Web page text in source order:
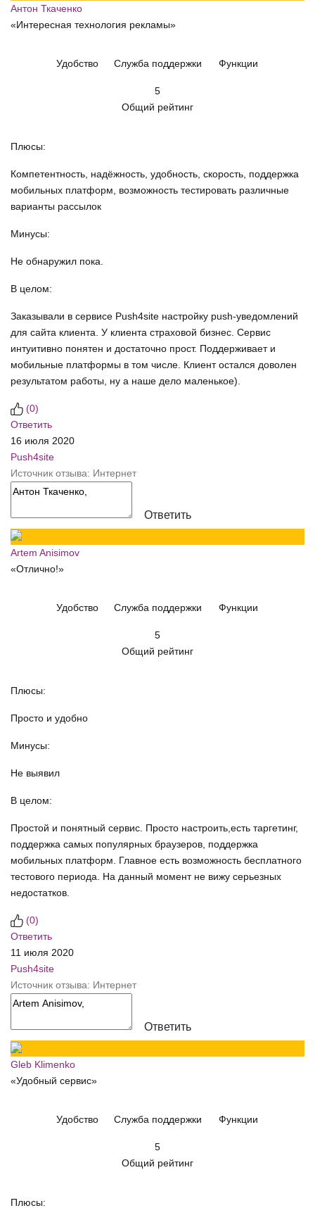
Антон Ткаченко
«Интересная технология рекламы»
Удобство Служба поддержки Функции
5
Общий рейтинг
Плюсы:
Компетентность, надёжность, удобность, скорость, поддержка
мобильных платформ, возможность тестировать различные
варианты рассылок
Минусы:
Не обнаружил пока.
В целом:
Заказывали в сервисе Push4site настройку push-уведомлений
для сайта клиента. У клиента страховой бизнес. Сервис
интуитивно понятен и достаточно прост. Поддерживает и
мобильные платформы в том числе. Клиент остался доволен
результатом работы, ну а наше дело маленькое).
(0)
Ответить
16 июля 2020
Push4site
Источник отзыва: Интернет
Ответить
Artem Anisimov
«Отлично!»
Удобство Служба поддержки Функции
5
Общий рейтинг
Плюсы:
Просто и удобно
Минусы:
Не выявил
В целом:
Простой и понятный сервис. Просто настроить,есть таргетинг,
поддержка самых популярных браузеров, поддержка
мобильных платформ. Главное есть возможность бесплатного
тестового периода. На данный момент не вижу серьезных
недостатков.
(0)
Ответить
11 июля 2020
Push4site
Источник отзыва: Интернет
Ответить
Gleb Klimenko
«Удобный сервис»
Удобство Служба поддержки Функции
5
Общий рейтинг
Плюсы: